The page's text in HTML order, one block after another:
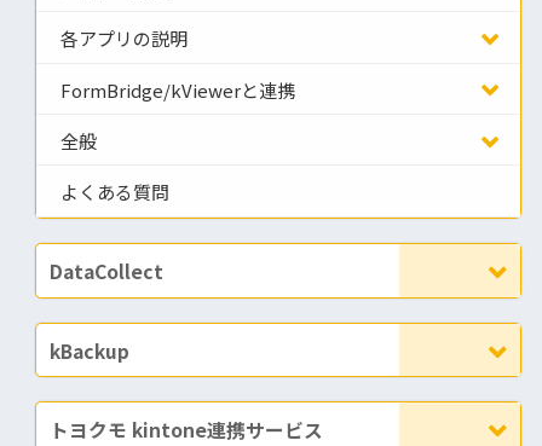
各アプリの説明
FormBridge/kViewerと連携
全般
よくある質問
DataCollect
kBackup
トヨクモ kintone連携サービス